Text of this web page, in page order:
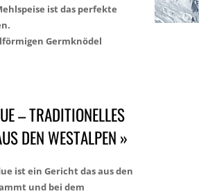
ist das perfekte
Germknödel
– TRADITIONELLES
DEN WESTALPEN »
ist ein Gericht das aus den
und bei dem